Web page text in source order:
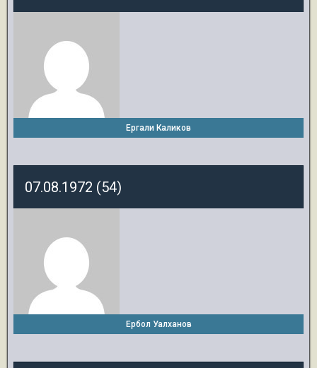
Ергали Каликов
07.08.1972 (54)
Ербол Уалханов